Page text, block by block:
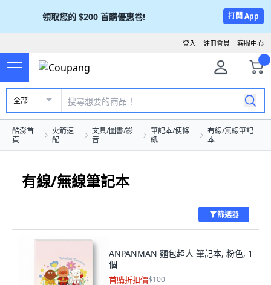
領取您的 $200 首購優惠卷! 打開 App
客服中心
註冊會員
登入
全部
酷澎首
頁
火箭速
配
文具/圖書/影
音
筆記本/便條
紙
有線/無線筆記
本
有線/無線筆記本
篩選器
ANPANMAN 麵包超人 筆記本, 粉色, 1
個
首購折扣價$100